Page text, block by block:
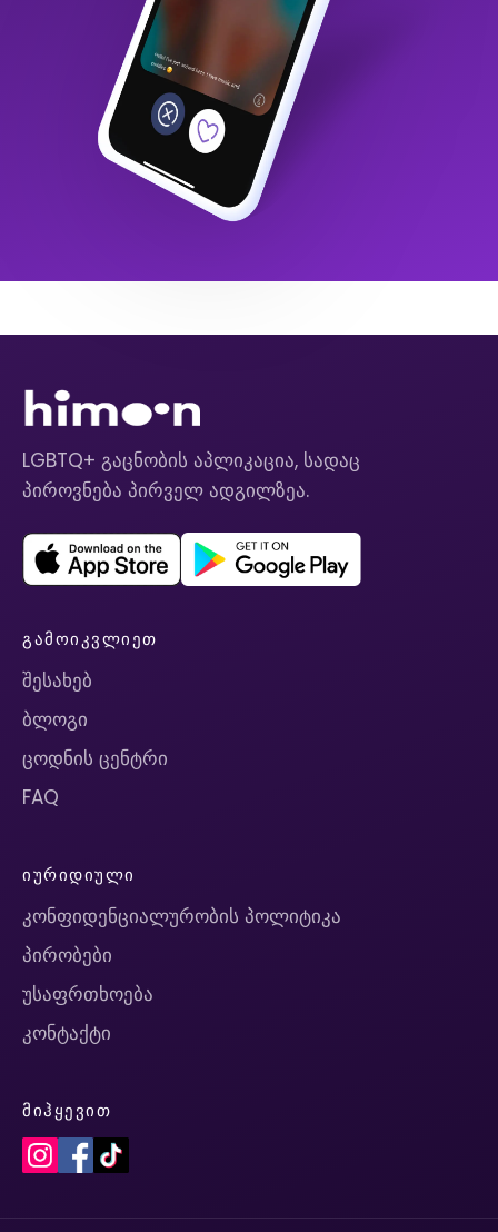
LGBTQ+ გაცნობის აპლიკაცია, სადაც
პიროვნება პირველ ადგილზეა.
ᲒᲐᲛᲝᲘᲙᲕᲚᲘᲔᲗ
შესახებ
ბლოგი
ცოდნის ცენტრი
FAQ
ᲘᲣᲠᲘᲓᲘᲣᲚᲘ
კონფიდენციალურობის პოლიტიკა
პირობები
უსაფრთხოება
კონტაქტი
ᲛᲘᲰᲧᲔᲕᲘᲗ